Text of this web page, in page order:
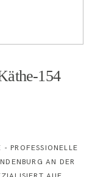
154
PROFESSIONELLE
AN DER